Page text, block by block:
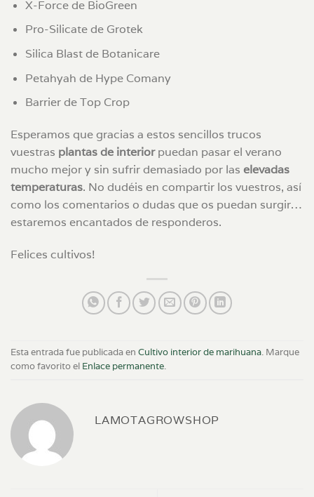
X-Force de BioGreen
Pro-Silicate de Grotek
Silica Blast de Botanicare
Petahyah de Hype Comany
Barrier de Top Crop
Esperamos que gracias a estos sencillos trucos
vuestras plantas de interiorpuedan pasar el verano
mucho mejor y sin sufrir demasiado por las elevadas
temperaturas. No dudéis en compartir los vuestros, así
como los comentarios o dudas que os puedan surgir…
estaremos encantados de responderos.
Felices cultivos!
Esta entrada fue publicada en Cultivo interior de marihuana. Marque
como favorito el Enlace permanente.
LAMOTAGROWSHOP